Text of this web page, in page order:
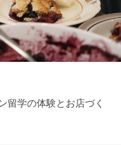
留学の体験とお店づく